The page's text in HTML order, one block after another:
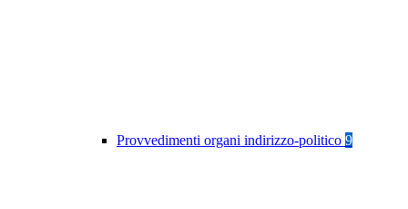
Provvedimenti organi indirizzo-politico 9